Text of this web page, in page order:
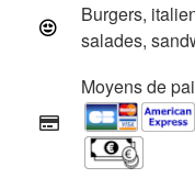
Burgers,
salades,
Moyens de